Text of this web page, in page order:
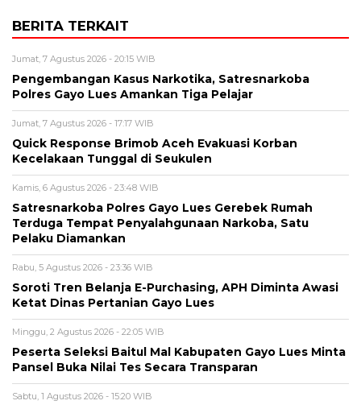
BERITA TERKAIT
Jumat, 7 Agustus 2026 - 20:15 WIB
Pengembangan Kasus Narkotika, Satresnarkoba
Polres Gayo Lues Amankan Tiga Pelajar
Jumat, 7 Agustus 2026 - 17:17 WIB
Quick Response Brimob Aceh Evakuasi Korban
Kecelakaan Tunggal di Seukulen
Kamis, 6 Agustus 2026 - 23:48 WIB
Satresnarkoba Polres Gayo Lues Gerebek Rumah
Terduga Tempat Penyalahgunaan Narkoba, Satu
Pelaku Diamankan
Rabu, 5 Agustus 2026 - 23:36 WIB
Soroti Tren Belanja E-Purchasing, APH Diminta Awasi
Ketat Dinas Pertanian Gayo Lues
Minggu, 2 Agustus 2026 - 22:05 WIB
Peserta Seleksi Baitul Mal Kabupaten Gayo Lues Minta
Pansel Buka Nilai Tes Secara Transparan
Sabtu, 1 Agustus 2026 - 15:20 WIB